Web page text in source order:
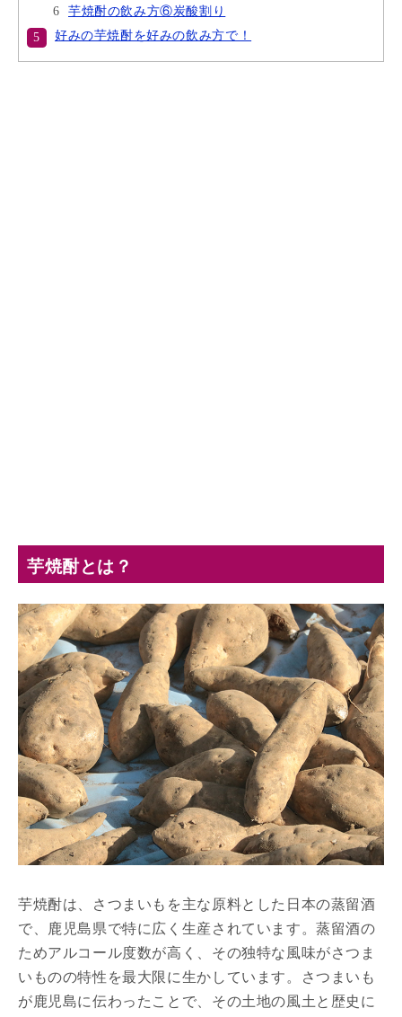
芋焼酎の飲み方⑥炭酸割り
好みの芋焼酎を好みの飲み方で！
芋焼酎とは？
芋焼酎は、さつまいもを主な原料とした日本の蒸留酒
で、鹿児島県で特に広く生産されています。蒸留酒の
ためアルコール度数が高く、その独特な風味がさつま
いものの特性を最大限に生かしています。さつまいも
が鹿児島に伝わったことで、その土地の風土と歴史に